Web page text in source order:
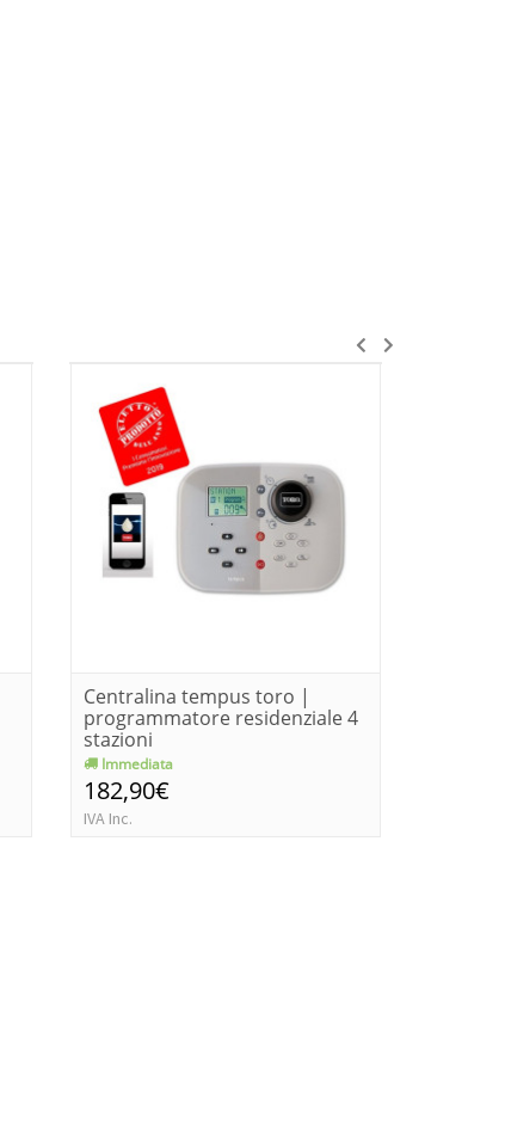
Centralina tempus toro |
programmatore residenziale 4
stazioni
Immediata
182,90€
IVA Inc.